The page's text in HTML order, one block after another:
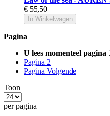
€ 55,50
In Winkelwagen
Pagina
U lees momenteel pagina
Pagina 2
Pagina Volgende
Toon
per pagina